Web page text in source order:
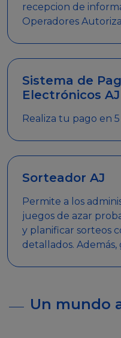
recepcion de
Operadores
Sistema de
Electrónicos AJ
Realiza tu pago en 5
Sorteador AJ
Permite a los
juegos de azar
y planificar sorteos
detallados.
Un mundo